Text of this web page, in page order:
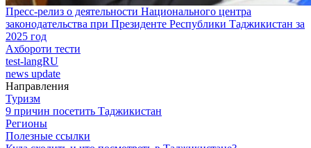
Пресс-релиз о деятельности Национального центра
законодательства при Президенте Республики Таджикистан за
2025 год
Ахбороти тести
test-langRU
news update
Направления
Туризм
9 причин посетить Таджикистан
Регионы
Полезные ссылки